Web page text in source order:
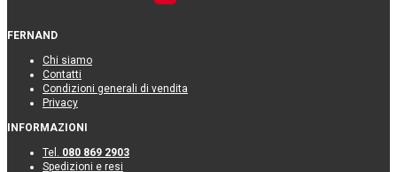
FERNAND
Chi siamo
Contatti
Condizioni generali di vendita
Privacy
INFORMAZIONI
Tel. 080 869 2903
Spedizioni e resi